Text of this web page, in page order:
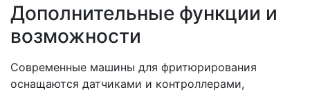
Дополнительные функции и
возможности
Современные машины для фритюрирования
оснащаются датчиками и контроллерами,